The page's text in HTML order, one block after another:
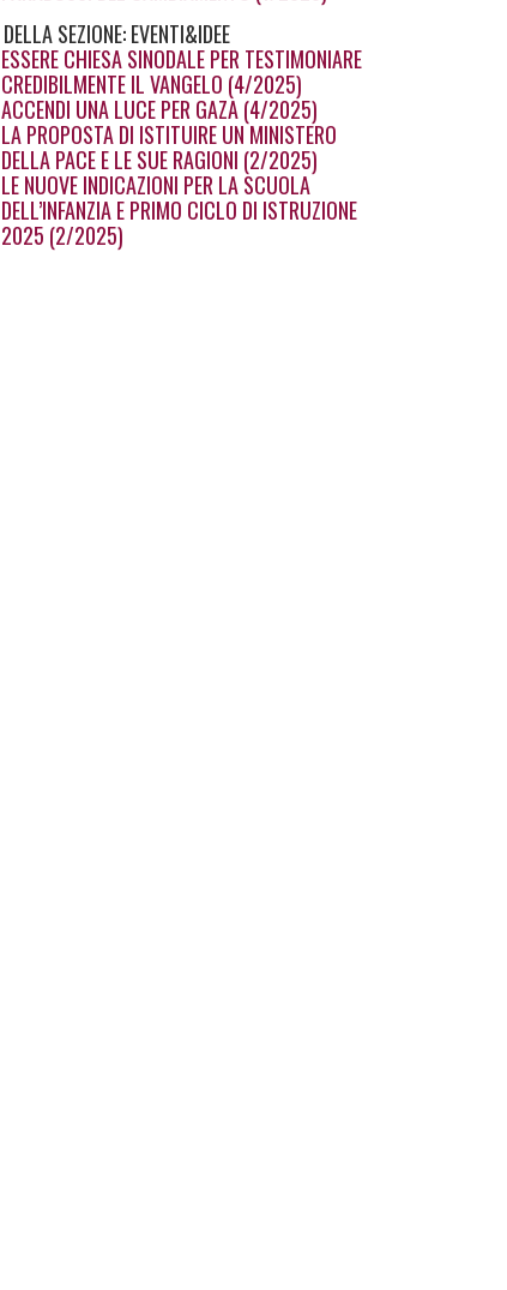
DELLA SEZIONE: EVENTI&IDEE
ESSERE CHIESA SINODALE PER TESTIMONIARE
CREDIBILMENTE IL VANGELO (4/2025)
ACCENDI UNA LUCE PER GAZA (4/2025)
LA PROPOSTA DI ISTITUIRE UN MINISTERO
DELLA PACE E LE SUE RAGIONI (2/2025)
LE NUOVE INDICAZIONI PER LA SCUOLA
DELL’INFANZIA E PRIMO CICLO DI ISTRUZIONE
2025 (2/2025)